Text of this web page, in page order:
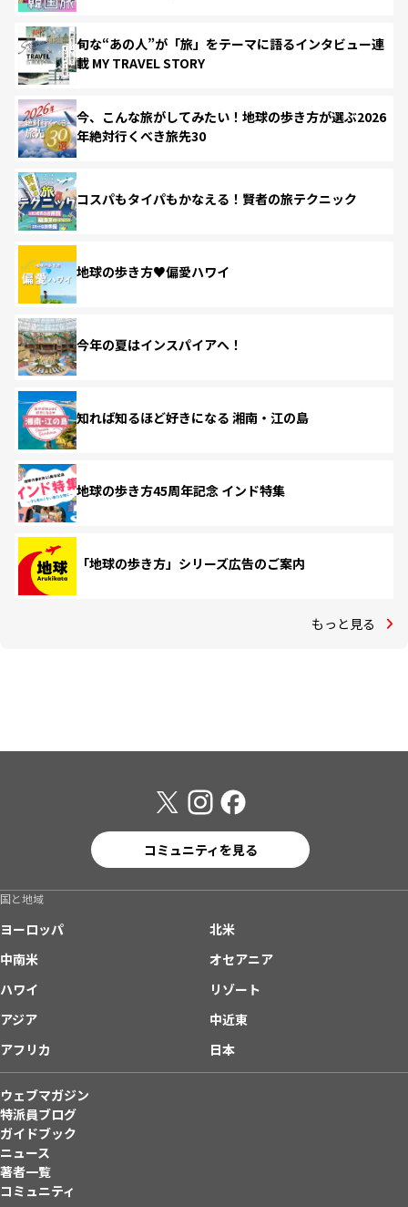
旬な“あの人”が「旅」をテーマに語るインタビュー連
載 MY TRAVEL STORY
今、こんな旅がしてみたい！地球の歩き方が選ぶ2026
年絶対行くべき旅先30
コスパもタイパもかなえる！賢者の旅テクニック
地球の歩き方♥偏愛ハワイ
今年の夏はインスパイアへ！
知れば知るほど好きになる 湘南・江の島
地球の歩き方45周年記念 インド特集
「地球の歩き方」シリーズ広告のご案内
もっと見る
コミュニティを見る
国と地域
ヨーロッパ
北米
中南米
オセアニア
ハワイ
リゾート
アジア
中近東
アフリカ
日本
ウェブマガジン
特派員ブログ
ガイドブック
ニュース
著者一覧
コミュニティ